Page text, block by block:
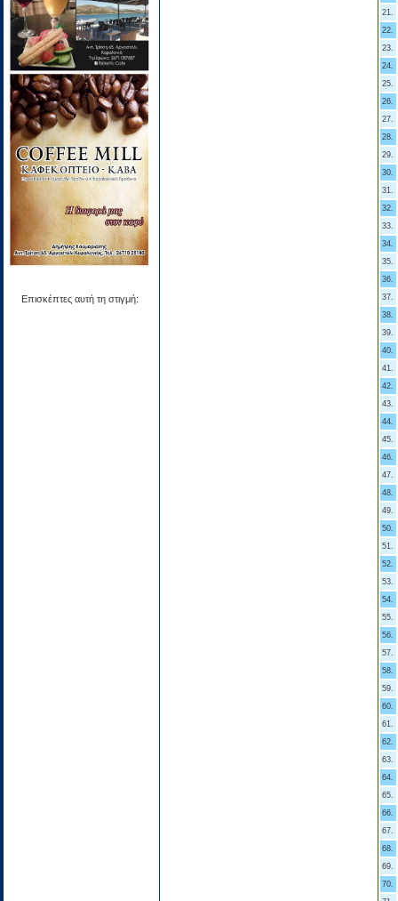
Επισκέπτες αυτή τη στιγμή:
21.
22.
23.
24.
25.
26.
27.
28.
29.
30.
31.
32.
33.
34.
35.
36.
37.
38.
39.
40.
41.
42.
43.
44.
45.
46.
47.
48.
49.
50.
51.
52.
53.
54.
55.
56.
57.
58.
59.
60.
61.
62.
63.
64.
65.
66.
67.
68.
69.
70.